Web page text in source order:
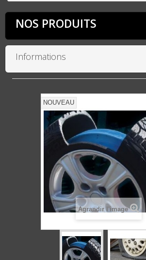
NOS PRODUITS
Informations
NOUVEAU
Agrandir l'image